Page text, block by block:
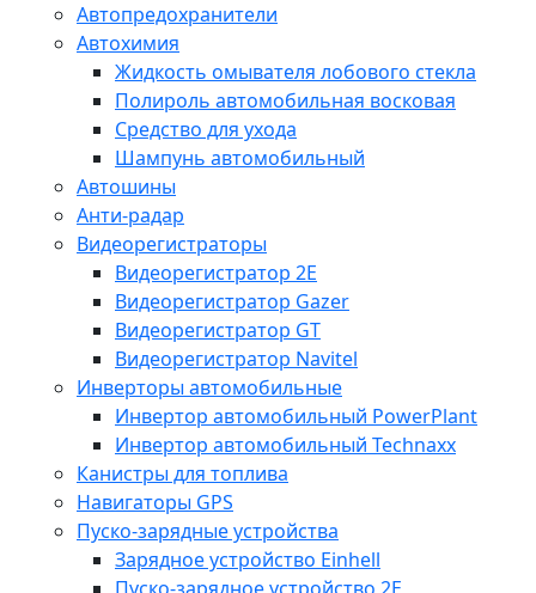
Автопредохранители
Автохимия
Жидкость омывателя лобового стекла
Полироль автомобильная восковая
Средство для ухода
Шампунь автомобильный
Автошины
Анти-радар
Видеорегистраторы
Видеорегистратор 2E
Видеорегистратор Gazer
Видеорегистратор GT
Видеорегистратор Navitel
Инверторы автомобильные
Инвертор автомобильный PowerPlant
Инвертор автомобильный Technaxx
Канистры для топлива
Навигаторы GPS
Пуско-зарядные устройства
Зарядное устройство Einhell